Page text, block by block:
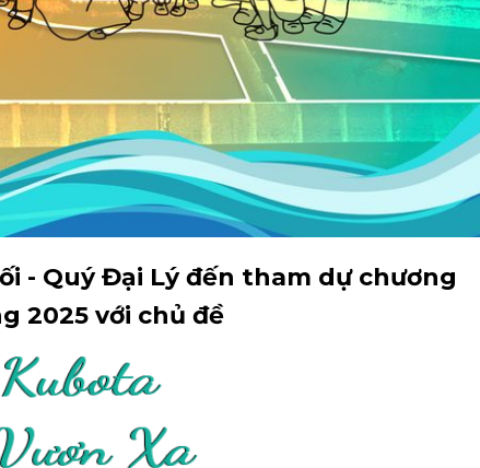
- Quý Đại Lý đến tham dự chương
2025 với chủ đề
Xa